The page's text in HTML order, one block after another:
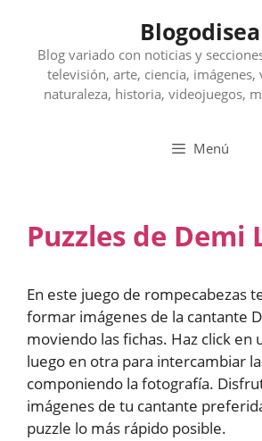
contenido
Blogodisea
Blog variado con noticias y
televisión, arte, ciencia,
naturaleza, historia, videojuegos,
Menú
Puzzles de Demi
En este juego de rompecabezas
formar imágenes de la cantante
moviendo las fichas. Haz click en
luego en otra para intercambiar
componiendo la fotografía.
imágenes de tu cantante
puzzle lo más rápido posible.